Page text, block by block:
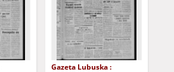
Gazeta Lubuska :